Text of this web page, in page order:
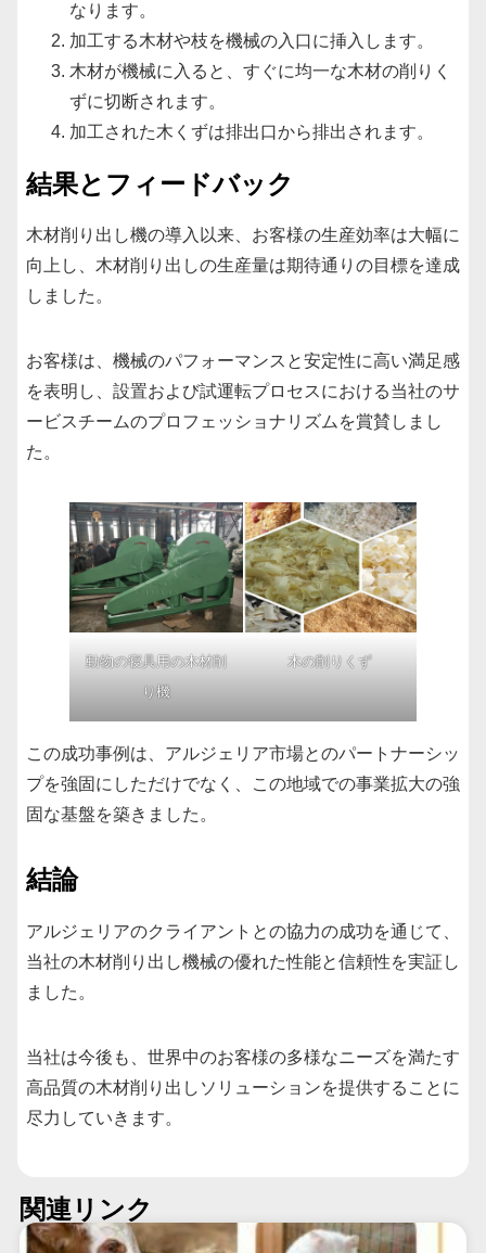
なります。
加工する木材や枝を機械の入口に挿入します。
木材が機械に入ると、すぐに均一な木材の削りく
ずに切断されます。
加工された木くずは排出口から排出されます。
結果とフィードバック
木材削り出し機の導入以来、お客様の生産効率は大幅に
向上し、木材削り出しの生産量は期待通りの目標を達成
しました。
お客様は、機械のパフォーマンスと安定性に高い満足感
を表明し、設置および試運転プロセスにおける当社のサ
ービスチームのプロフェッショナリズムを賞賛しまし
た。
動物の寝具用の木材削
り機
木の削りくず
この成功事例は、アルジェリア市場とのパートナーシッ
プを強固にしただけでなく、この地域での事業拡大の強
固な基盤を築きました。
結論
アルジェリアのクライアントとの協力の成功を通じて、
当社の木材削り出し機械の優れた性能と信頼性を実証し
ました。
当社は今後も、世界中のお客様の多様なニーズを満たす
高品質の木材削り出しソリューションを提供することに
尽力していきます。
関連リンク